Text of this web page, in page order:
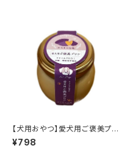
【犬用おやつ】愛犬用ご褒美プリ
ン さつまいも味 70g
¥798